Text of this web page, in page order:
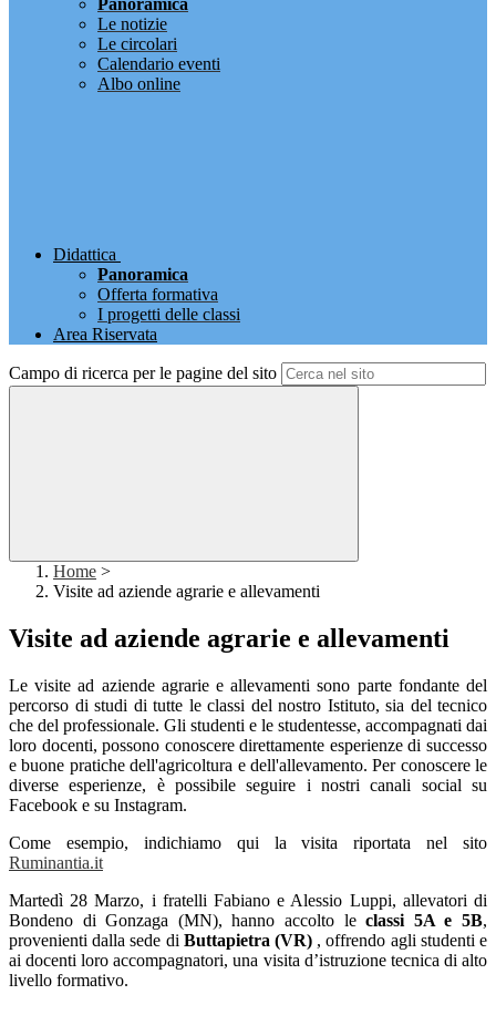
Panoramica
Le notizie
Le circolari
Calendario eventi
Albo online
Didattica
Panoramica
Offerta formativa
I progetti delle classi
Area Riservata
Campo di ricerca per le pagine del sito
Home >
Visite ad aziende agrarie e allevamenti
Visite ad aziende agrarie e allevamenti
Le visite ad aziende agrarie e allevamenti sono parte fondante del
percorso di studi di tutte le classi del nostro Istituto, sia del tecnico
che del professionale. Gli studenti e le studentesse, accompagnati dai
loro docenti, possono conoscere direttamente esperienze di successo
e buone pratiche dell'agricoltura e dell'allevamento. Per conoscere le
diverse esperienze, è possibile seguire i nostri canali social su
Facebook e su Instagram.
Come esempio, indichiamo qui la visita riportata nel sito
Ruminantia.it
Martedì 28 Marzo, i fratelli Fabiano e Alessio Luppi, allevatori di
Bondeno di Gonzaga (MN), hanno accolto leclassi 5A e 5B,
provenienti dalla sede di Buttapietra (VR) , offrendo agli studenti e
ai docenti loro accompagnatori, una visita d’istruzione tecnica di alto
livello formativo.